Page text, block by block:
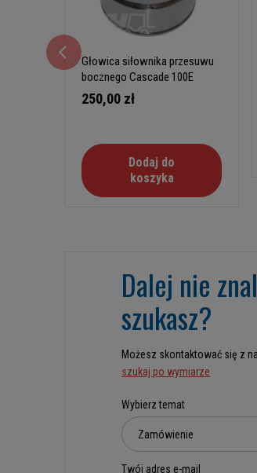
Głowica siłownika przesuwu
bocznego Cascade 100E
250,00 zł
Dodaj do
koszyka
Dalej nie
szukasz?
Możesz skontaktować się z
szukaj po wymiarze